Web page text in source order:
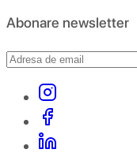
Abonare newsletter